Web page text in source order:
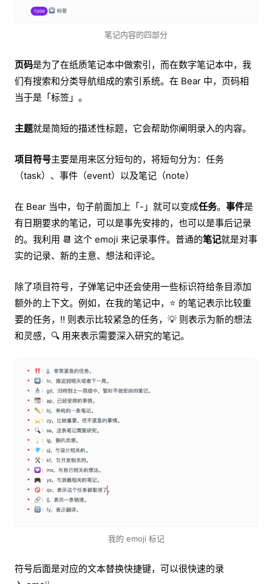
笔记内容的四部分
页码是为了在纸质笔记本中做索引，而在数字笔记本中，我
们有搜索和分类导航组成的索引系统。在 Bear 中，页码相
当于是「标签」。
主题就是简短的描述性标题，它会帮助你阐明录入的内容。
项目符号主要是用来区分短句的，将短句分为：任务
（task）、事件（event）以及笔记（note）
在 Bear 当中，句子前面加上「-」就可以变成任务。 事件是
有日期要求的笔记，可以是事先安排的，也可以是事后记录
的。我利用 📆 这个 emoji 来记录事件。普通的笔记就是对事
实的记录、新的主意、想法和评论。
除了项目符号，子弹笔记中还会使用一些标识符给条目添加
额外的上下文。例如，在我的笔记中，⭐️ 的笔记表示比较重
要的任务，‼️ 则表示比较紧急的任务，💡 则表示为新的想法
和灵感，🔍 用来表示需要深入研究的笔记。
我的 emoji 标记
符号后面是对应的文本替换快捷键，可以很快速的录